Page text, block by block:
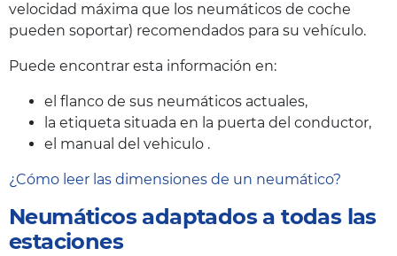
velocidad máxima que los neumáticos de coche
pueden soportar) recomendados para su vehículo.
Puede encontrar esta información en:
el flanco de sus neumáticos actuales,
la etiqueta situada en la puerta del conductor,
el manual del vehiculo .
¿Cómo leer las dimensiones de un neumático?
Neumáticos adaptados a todas las
estaciones